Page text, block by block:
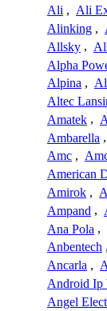
Ali , Ali
Alinking ,
Allsky ,
Alpha
Alpina ,
Altec
Amatek ,
Ambarella ,
Amc ,
American
Amirok ,
Ampand ,
Ana Pola ,
Anbentech ,
Ancarla ,
Android Ip
Angel